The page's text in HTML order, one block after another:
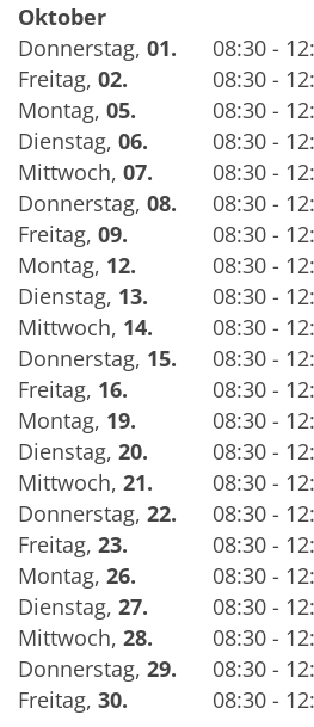
Oktober
Donnerstag, 01.
08:30 -
Freitag, 02.
08:30 -
Montag, 05.
08:30 -
Dienstag, 06.
08:30 -
Mittwoch, 07.
08:30 -
Donnerstag, 08.
08:30 -
Freitag, 09.
08:30 -
Montag, 12.
08:30 -
Dienstag, 13.
08:30 -
Mittwoch, 14.
08:30 -
Donnerstag, 15.
08:30 -
Freitag, 16.
08:30 -
Montag, 19.
08:30 -
Dienstag, 20.
08:30 -
Mittwoch, 21.
08:30 -
Donnerstag, 22.
08:30 -
Freitag, 23.
08:30 -
Montag, 26.
08:30 -
Dienstag, 27.
08:30 -
Mittwoch, 28.
08:30 -
Donnerstag, 29.
08:30 -
Freitag, 30.
08:30 -